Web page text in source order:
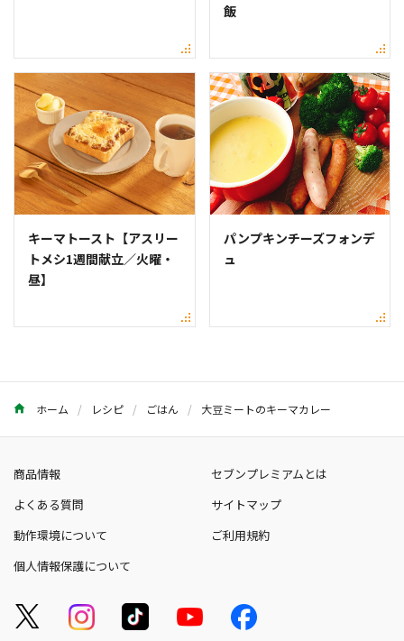
飯
キーマトースト【アスリー
トメシ1週間献立／火曜・
昼】
パンプキンチーズフォンデ
ュ
ホーム レシピ ごはん 大豆ミートのキーマカレー
商品情報
セブンプレミアムとは
よくある質問
サイトマップ
動作環境について
ご利用規約
個人情報保護について